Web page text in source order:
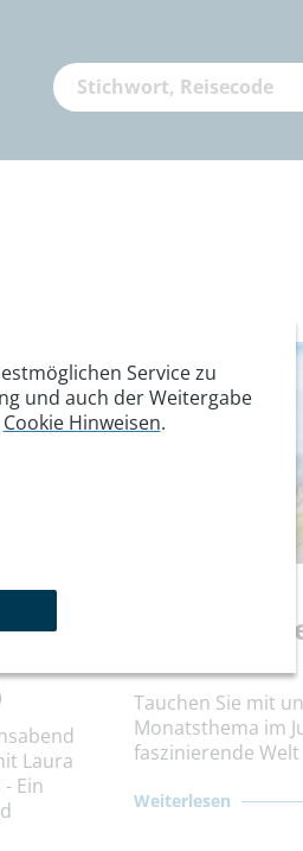
Laura
Ein
Die Gipfel
Tauchen Sie mit
Monatsthema im
faszinierende
Weiterlesen
Service zu
und auch der Weitergabe
Cookie Hinweisen.